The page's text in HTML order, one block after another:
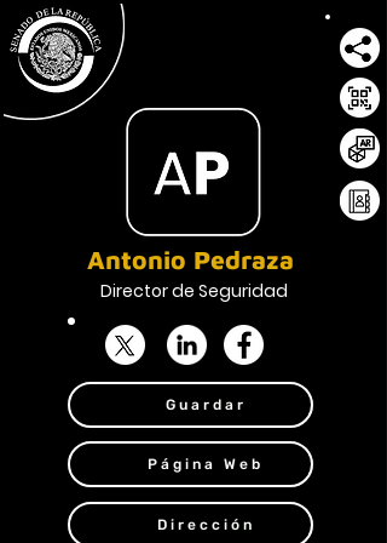
Antonio Pedraza
Director de Seguridad
Guardar
Página Web
Dirección